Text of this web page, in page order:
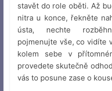
stavět do role oběti. Až
nitra u konce, řekněte
ústa, nechte
pojmenujte vše, co vidíte
kolem sebe v
provedete skutečně
vás to posune zase o